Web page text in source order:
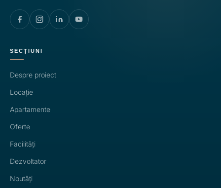
SECȚIUNI
Despre proiect
Locație
Apartamente
Oferte
Facilități
Dezvoltator
Noutăți